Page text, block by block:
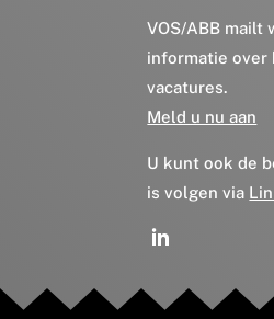
VOS/ABB mailt
informatie over
vacatures.
Meld u nu aan
U kunt ook de
is volgen via